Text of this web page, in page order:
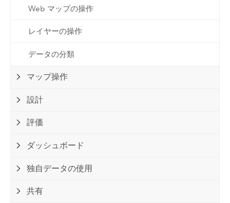
Web マップの操作
レイヤーの操作
データの分類
マップ操作
設計
評価
ダッシュボード
独自データの使用
共有